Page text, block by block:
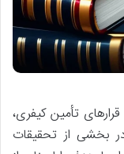
تأمین کیفری،
بخشی از تحقیقات